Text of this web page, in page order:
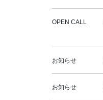
OPEN CALL
お知らせ
お知らせ